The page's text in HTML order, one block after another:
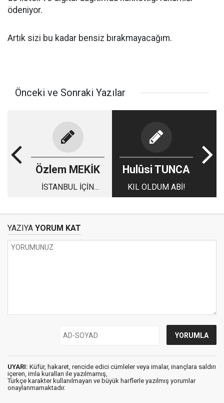
ödeniyor.
Artık sizi bu kadar bensiz bırakmayacağım.
Önceki ve Sonraki Yazılar
Özlem MEKİK
İSTANBUL İÇİN
Hulûsi TUNCA
KIL OLDUM ABİ!
YAZIYA YORUM KAT
UYARI: Küfür, hakaret, rencide edici cümleler veya imalar, inançlara saldırı
içeren, imla kuralları ile yazılmamış,
Türkçe karakter kullanılmayan ve büyük harflerle yazılmış yorumlar
onaylanmamaktadır.